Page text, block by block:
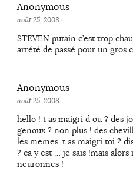
Anonymous
août 25, 2008 ·
STEVEN putain c’est trop
arrété de passé pour un gros
Anonymous
août 25, 2008 ·
hello ! t as maigri d ou ? des
genoux ? non plus ! des
les memes. t as maigri toi ?
? ca y est … je sais !mais
neuronnes !